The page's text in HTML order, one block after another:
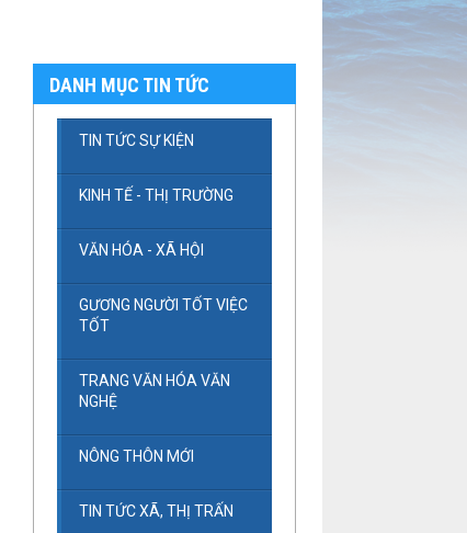
DANH MỤC TIN TỨC
TIN TỨC SỰ KIỆN
KINH TẾ - THỊ TRƯỜNG
VĂN HÓA - XÃ HỘI
GƯƠNG NGƯỜI TỐT VIỆC
TỐT
TRANG VĂN HÓA VĂN
NGHỆ
NÔNG THÔN MỚI
TIN TỨC XÃ, THỊ TRẤN